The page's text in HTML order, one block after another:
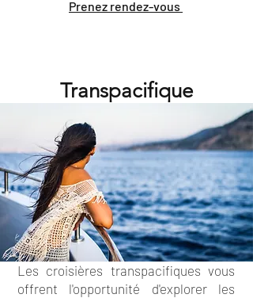
Prenez rendez-vous
Transpacifique
Les croisières transpacifiques vous
offrent l'opportunité d'explorer les